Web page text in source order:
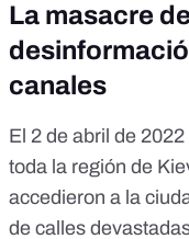
La masacre
canales
El 2 de abril de
toda la región de
accedieron a la
de calles